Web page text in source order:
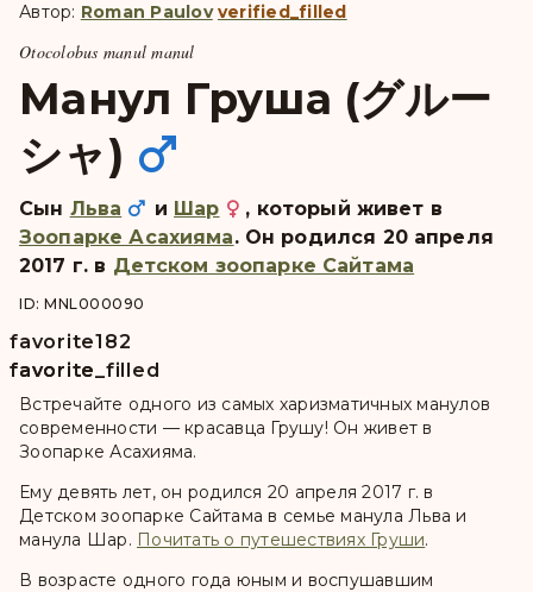
Автор: Roman Paulov verified_filled
Otocolobus manul manul
Манул Груша (グルー
シャ)
Сын Льва и Шар
, который живет в
Зоопарке Асахияма. Он pодился 20 апреля
2017 г. в Детском зоопарке Сайтама
ID: MNL000090
favorite
favorite
favorite_filled
182
Встречайте одного из самых харизматичных манулов
современности — красавца Грушу! Он живет в
Зоопарке Асахияма.
Ему девять лет, он родился 20 апреля 2017 г. в
Детском зоопарке Сайтама в семье манула Льва и
манула Шар. Почитать о путешествиях Груши.
В возрасте одного года юным и воспушавшим